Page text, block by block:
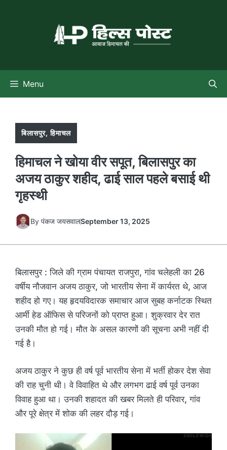
Menu
बिलासपुर,हिमाचल
हिमाचल ने खोया वीर सपूत, बिलासपुर का
अजय ठाकुर शहीद, ढाई साल पहले बसाई थी
गृहस्थी
By पंकज जयसवालSeptember 13, 2025
बिलासपुर : जिले की ग्राम पंचायत राजपुरा, गांव चलेहली का 26
वर्षीय नौजवान अजय ठाकुर, जो भारतीय सेना में कार्यरत थे, आज
शहीद हो गए। यह हृदयविदारक समाचार आज सुबह कर्नाटक स्थित
आर्मी हेड ऑफिस से परिजनों को प्राप्त हुआ। शुक्रवार देर रात
उनकी माैत हो गई। मौत के असल कारणों की सूचना अभी नहीं दी
गई है।
अजय ठाकुर ने कुछ ही वर्ष पूर्व भारतीय सेना में भर्ती होकर देश सेवा
की राह चुनी थी। वे विवाहित थे और लगभग ढाई वर्ष पूर्व उनका
विवाह हुआ था। उनकी शहादत की खबर मिलते ही परिवार, गांव
और पूरे क्षेत्र में शोक की लहर दौड़ गई।